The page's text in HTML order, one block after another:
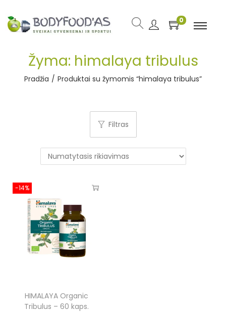
0
Žyma: himalaya tribulus
Pradžia / Produktai su žymomis “himalaya tribulus”
Filtras
-14%
HIMALAYA Organic
Tribulus – 60 kaps.